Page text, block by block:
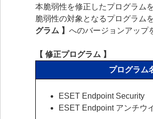
本脆弱性を修正したプログラム
脆弱性の対象となるプログラム
グラム 】 へのバージョンアップ
【 修正プログラム 】
プログラム
ESET Endpoint Security
ESET Endpoint アンチウ